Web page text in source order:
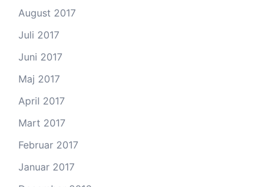
August 2017
Juli 2017
Juni 2017
Maj 2017
April 2017
Mart 2017
Februar 2017
Januar 2017